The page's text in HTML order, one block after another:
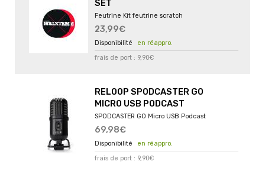
SET
Feutrine Kit feutrine scratch
23,99€
en réappro.
frais de port : 9,90€
RELOOP SPODCASTER GO
MICRO USB PODCAST
SPODCASTER GO Micro USB Podcast
69,98€
en réappro.
frais de port : 9,90€